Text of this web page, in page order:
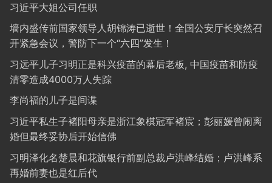
习近平大姐公司任职
墙内盛传前国家领导人胡锦涛已逝世！全国公安厅长突然召
开紧急会议，警防下一个“六四”发生！
习远平儿子习明正是科兴疫苗的幕后老板, 中国疫苗和防疫
清零造成4000万人失踪
李尚福的儿子是间谍
习近平私生子褚阳母亲是浙江象棋冠军褚宸；彭丽媛曾闹离
婚但最终妥协后开始信佛
习明泽化名楚晨和花旗银行前副总裁卢洪峰结婚；卢洪峰系
再婚前妻也是红后代